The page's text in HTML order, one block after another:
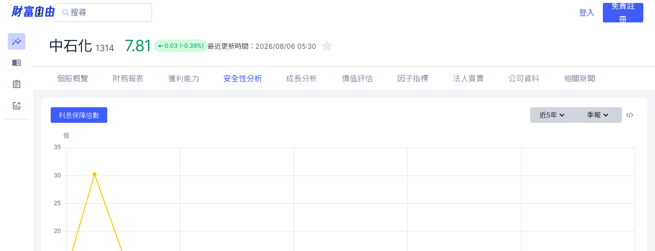
登入
免費註
冊
中石化 1314 7.81 -0.03 (-0.38%) 最近更新時間： 2026/08/06 05:30
個股概覽 財務報表 獲利能力 安全性分析 成長分析 價值評估 因子指標 法人買賣 公司資料 相關新聞
利息保障倍數 近5年 季報